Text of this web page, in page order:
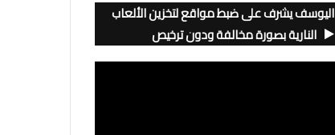
اليوسف يشرف على ضبط مواقع لتخزين الألعاب
النارية بصورة مخالفة ودون ترخيص